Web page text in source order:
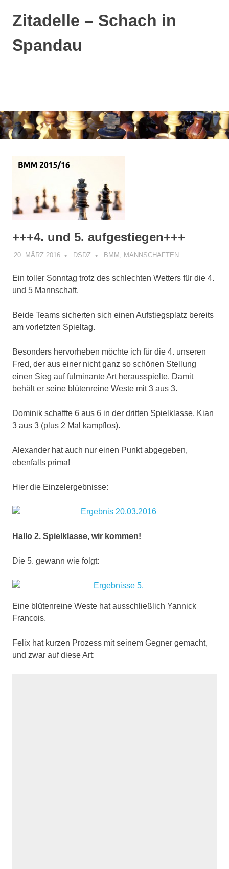
InhaltZitadelle – Schach in
Spandau
+++4. und 5. aufgestiegen+++
20. MÄRZ 2016 DSDZ BMM MANNSCHAFTEN
Ein toller Sonntag trotz des schlechten Wetters für die 4.
und 5 Mannschaft.
Beide Teams sicherten sich einen Aufstiegsplatz bereits
am vorletzten Spieltag.
Besonders hervorheben möchte ich für die 4. unseren
Fred, der aus einer nicht ganz so schönen Stellung
einen Sieg auf fulminante Art herausspielte. Damit
behält er seine blütenreine Weste mit 3 aus 3.
Dominik schaffte 6 aus 6 in der dritten Spielklasse, Kian
3 aus 3 (plus 2 Mal kampflos).
Alexander hat auch nur einen Punkt abgegeben,
ebenfalls prima!
Hier die Einzelergebnisse:
Hallo 2. Spielklasse, wir kommen!
Die 5. gewann wie folgt:
Eine blütenreine Weste hat ausschließlich Yannick
Francois.
Felix hat kurzen Prozess mit seinem Gegner gemacht,
und zwar auf diese Art: